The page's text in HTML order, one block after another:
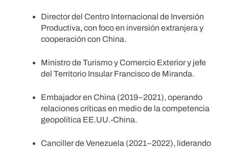
Director del Centro Internacional de Inversión
Productiva, con foco en inversión extranjera y
cooperación con China.
Ministro de Turismo y Comercio Exterior y jefe
del Territorio Insular Francisco de Miranda.
Embajador en China (2019–2021), operando
relaciones críticas en medio de la competencia
geopolítica EE.UU.-China.
Canciller de Venezuela (2021–2022), liderando